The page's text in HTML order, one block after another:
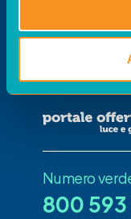
Offerte
Il portale per
Numero
800 593